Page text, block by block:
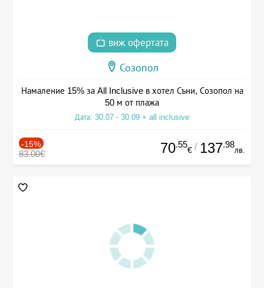
виж офертата
Созопол
Намаление 15% за All Inclusive в хотел Съни, Созопол на
50 м от плажа
Дата: 30.07 - 30.09 + all inclusive
-15%
83.00€ 70.55
€ / 137.98
лв.